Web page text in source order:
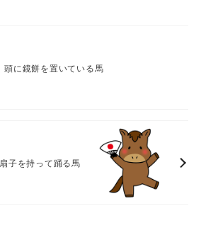
頭に鏡餅を置いている馬
扇子を持って踊る馬